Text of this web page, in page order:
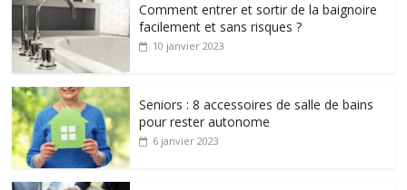
Comment entrer et sortir de la baignoire
facilement et sans risques ?
10 janvier 2023
Seniors : 8 accessoires de salle de bains
pour rester autonome
6 janvier 2023